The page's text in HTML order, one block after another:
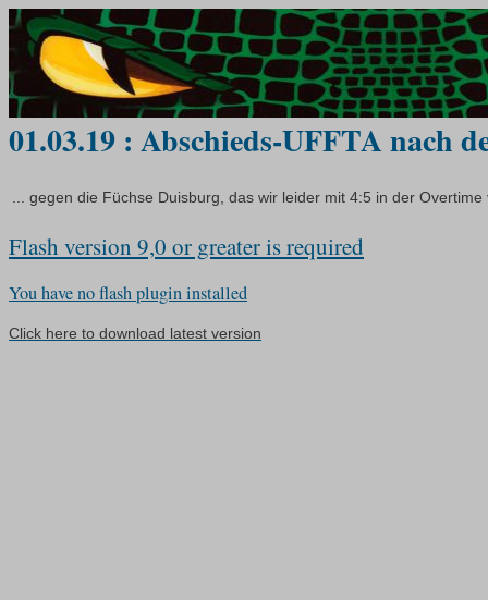
01.03.19 : Abschieds-UFFTA nach
... gegen die Füchse Duisburg, das wir leider mit 4:5 in der
Flash version 9,0 or greater is required
You have no flash plugin installed
Click here to download latest version